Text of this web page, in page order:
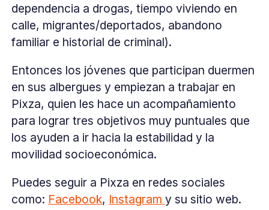
dependencia a drogas, tiempo viviendo en
calle, migrantes/deportados, abandono
familiar e historial de criminal).
Entonces los jóvenes que participan duermen
en sus albergues y empiezan a trabajar en
Pixza, quien les hace un acompañamiento
para lograr tres objetivos muy puntuales que
los ayuden a ir hacia la estabilidad y la
movilidad socioeconómica.
Puedes seguir a Pixza en redes sociales
como: Facebook, Instagramy su sitio web.